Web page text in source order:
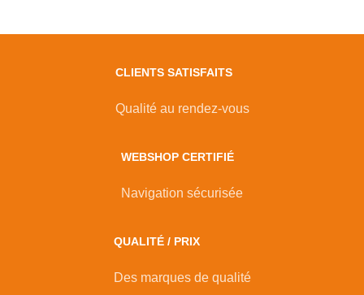
CLIENTS SATISFAITS
Qualité au rendez-vous
WEBSHOP CERTIFIÉ
Navigation sécurisée
QUALITÉ / PRIX
Des marques de qualité